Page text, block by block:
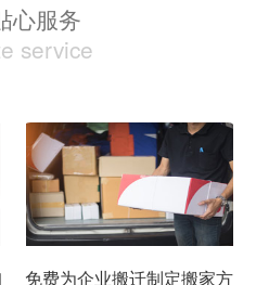
心服务
service
免费为企业搬迁制定搬家方